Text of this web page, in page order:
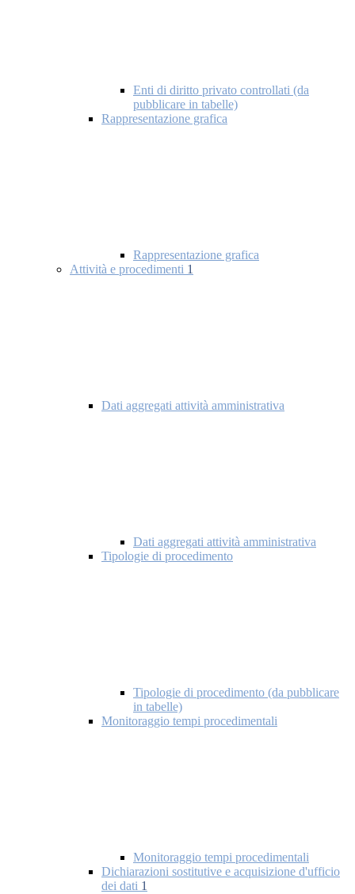
Enti di diritto privato controllati (da
pubblicare in tabelle)
Rappresentazione grafica
Rappresentazione grafica
Attività e procedimenti 1
Dati aggregati attività amministrativa
Dati aggregati attività amministrativa
Tipologie di procedimento
Tipologie di procedimento (da pubblicare
in tabelle)
Monitoraggio tempi procedimentali
Monitoraggio tempi procedimentali
Dichiarazioni sostitutive e acquisizione d'ufficio
dei dati 1